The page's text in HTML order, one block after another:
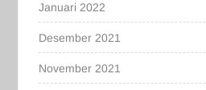
Januari 2022
Desember 2021
November 2021